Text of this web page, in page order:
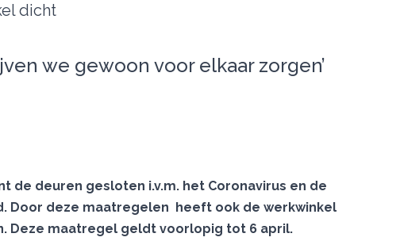
dicht
we gewoon voor elkaar zorgen’
de deuren gesloten i.v.m. het Coronavirus en de
Door deze maatregelen heeft ook de werkwinkel
Deze maatregel geldt voorlopig tot 6 april.